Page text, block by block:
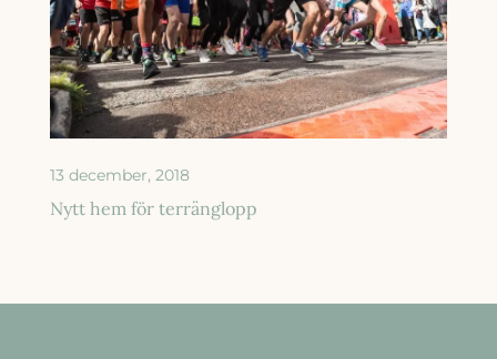
13 december, 2018
Nytt hem för terränglopp